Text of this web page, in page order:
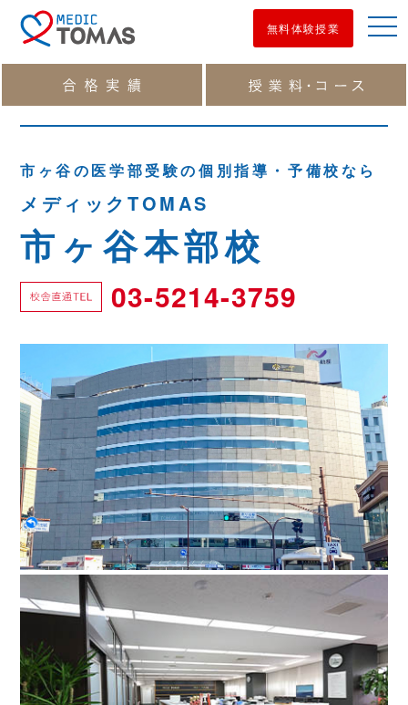
無料体験授業
市ヶ谷の医学部受験の個別指導・予備校なら
メディックTOMAS
市ヶ谷本部校
03-5214-3759